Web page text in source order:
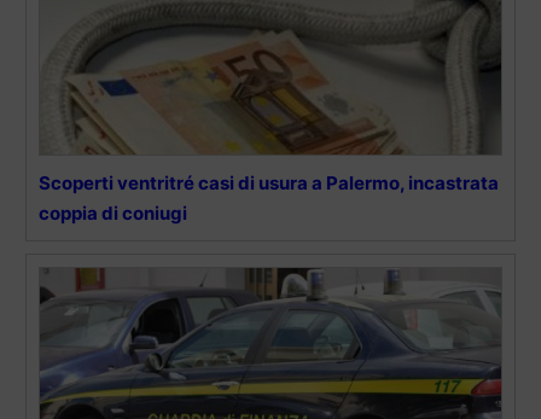
Scoperti ventritré casi di usura a Palermo, incastrata
coppia di coniugi